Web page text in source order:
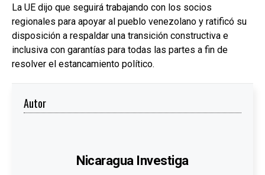
La UE dijo que seguirá trabajando con los socios
regionales para apoyar al pueblo venezolano y ratificó su
disposición a respaldar una transición constructiva e
inclusiva con garantías para todas las partes a fin de
resolver el estancamiento político.
Autor
Nicaragua Investiga